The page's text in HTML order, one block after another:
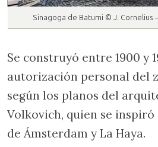
Sinagoga de Batumi © J. Cornelius
Se construyó entre 1900 y
autorización personal del
según los planos del
Volkovich, quien se inspiró
de Ámsterdam y La Haya.